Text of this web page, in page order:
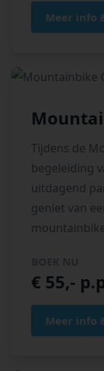
Meer info
Tijdens de
begeleiding
uitdagend
geniet van
€ 55,-
Meer info